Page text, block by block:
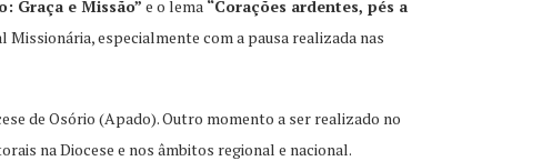
Graça e Missão” e o lema “Corações ardentes, pés a
especialmente com a pausa realizada nas
de Osório (Apado). Outro momento a ser realizado no
na Diocese e nos âmbitos regional e nacional.